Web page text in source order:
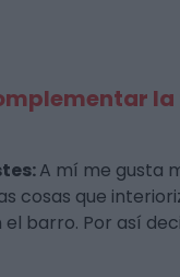
A mí me gusta
cosas que
el barro. Por así